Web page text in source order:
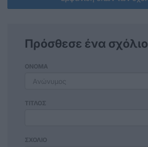
Πρόσθεσε ένα σχόλιο
ΟΝΟΜΑ
ΤΙΤΛΟΣ
ΣΧΟΛΙΟ